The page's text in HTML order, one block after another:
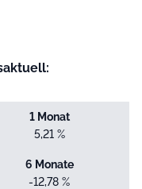
1 Monat
5,21 %
6 Monate
-12,78 %